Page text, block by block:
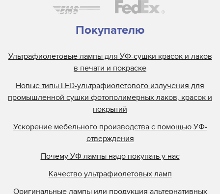
Покупателю
Ультрафиолетовые лампы для УФ-сушки красок и лаков
в печати и покраске
Новые типы LED-ультрафиолетового излучения для
промышленной сушки фотополимерных лаков, красок и
покрытий
Ускорение мебельного производства с помощью УФ-
отверждения
Почему УФ лампы надо покупать у нас
Качество ультрафиолетовых ламп
Оригинальные лампы или продукция альтернативных